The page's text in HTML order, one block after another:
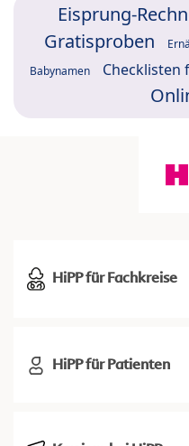
Eisprung-
Gratisproben
Babynamen Checklisten
HiPP für Fachkreise
HiPP für Patienten